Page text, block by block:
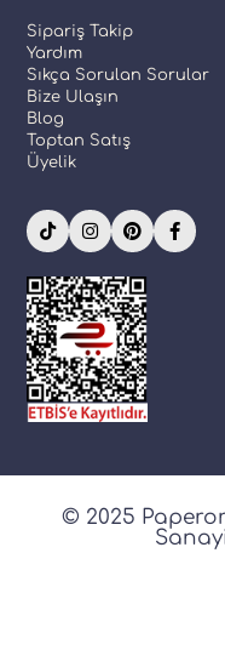
Sipariş Takip
Yardım
Sıkça Sorulan Sorular
Bize Ulaşın
Blog
Toptan Satış
Üyelik
© 2025